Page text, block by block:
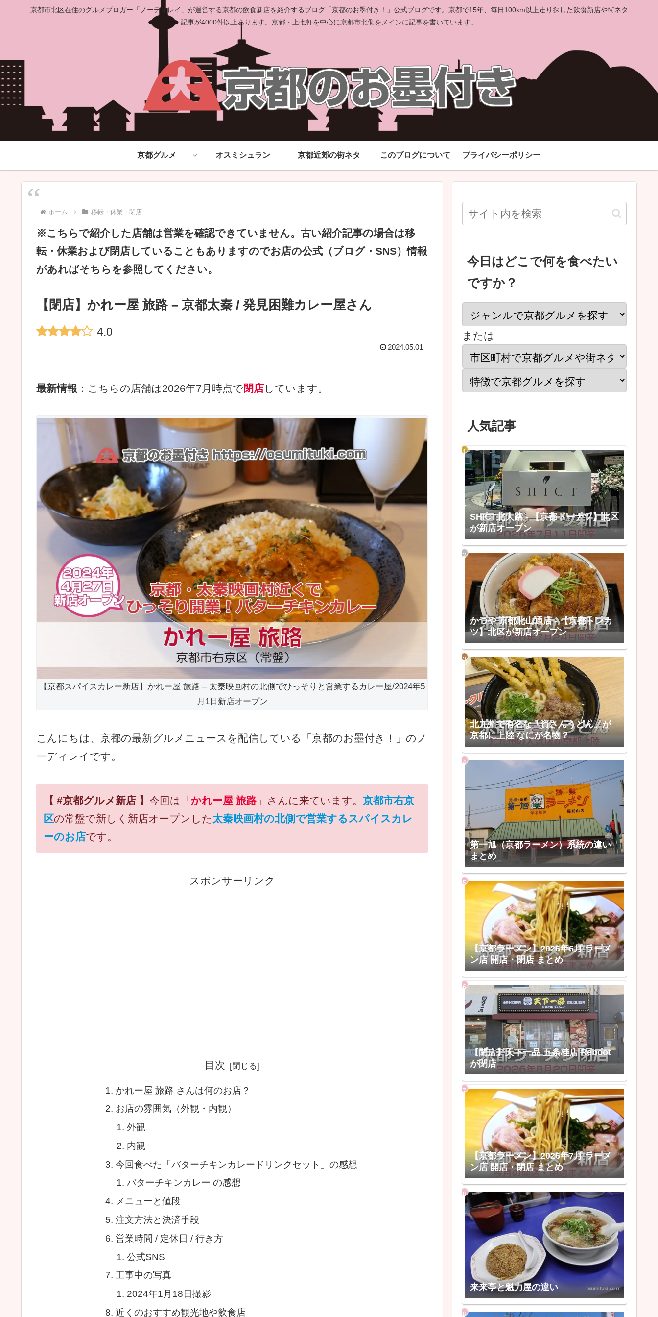
京都市北区在住のグルメブロガー「ノーディレイ」が運営する京都の飲食新店を紹介するブログ「京都のお墨付き！」公式ブログです。京都で15年、毎日100km以上走り探した飲食新店や街ネタ
記事が4000件以上あります。京都・上七軒を中心に京都市北側をメインに記事を書いています。
京都グルメ オスミシュラン 京都近郊の街ネタ このブログについて プライバシーポリシー
ホーム 移転・休業・閉店
※こちらで紹介した店舗は営業を確認できていません。古い紹介記事の場合は移
転・休業および閉店していることもありますのでお店の公式（ブログ・SNS）情報
があればそちらを参照してください。
【閉店】かれー屋 旅路 – 京都太秦 / 発見困難カレー屋さん
4.0
2024.05.01
最新情報 ：こちらの店舗は2026年7月時点で閉店しています。
【京都スパイスカレー新店】かれー屋 旅路 – 太秦映画村の北側でひっそりと営業するカレー屋/2024年5
月1日新店オープン
こんにちは、京都の最新グルメニュースを配信している「京都のお墨付き！」のノ
ーディレイです。
【 #京都グルメ新店 】 今回は「 かれー屋 旅路」さんに来ています。 京都市右京
区の常盤で新しく新店オープンした太秦映画村の北側で営業するスパイスカレ
ーのお店です。
スポンサーリンク
目次
かれー屋 旅路 さんは何のお店？
お店の雰囲気（外観・内観）
外観
内観
今回食べた「バターチキンカレードリンクセット」の感想
バターチキンカレー の感想
メニューと値段
注文方法と決済手段
営業時間 / 定休日 / 行き方
公式SNS
工事中の写真
2024年1月18日撮影
近くのおすすめ観光地や飲食店
今日はどこで何を食べたい
ですか？
または
人気記事
SHICT北大路 - 【京都ドーナツ】北区
が新店オープン
かつや 京都北山通店 - 【京都トンカ
ツ】北区が新店オープン
北九州で有名な「資さんうどん」が
京都に上陸 なにが名物？
第一旭（京都ラーメン）系統の違い
まとめ
【京都ラーメン】2026年6月 ラーメ
ン店 開店・閉店 まとめ
【閉店】天下一品 五条桂店 Reboot
が閉店
【京都ラーメン】2026年7月 ラーメ
ン店 開店・閉店 まとめ
来来亭と魁力屋の違い